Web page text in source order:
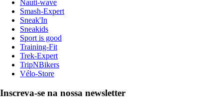
Nauti-wave
Smash-Expert
Sneak'In
Sneakids
Sport is good
Training-Fit
Trek-Expert
TripNBikers
Vélo-Store
Inscreva-se na nossa newsletter